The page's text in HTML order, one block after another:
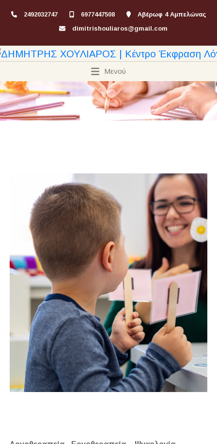
2492032747 6977447508
Αβέρωφ 4 Αμπελώνας
dimitrishouliaros@gmail.com
Μενού